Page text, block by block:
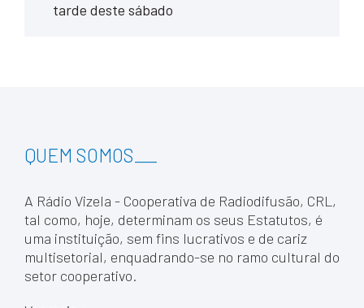
tarde deste sábado
QUEM SOMOS
A Rádio Vizela - Cooperativa de Radiodifusão, CRL,
tal como, hoje, determinam os seus Estatutos, é
uma instituição, sem fins lucrativos e de cariz
multisetorial, enquadrando-se no ramo cultural do
setor cooperativo.